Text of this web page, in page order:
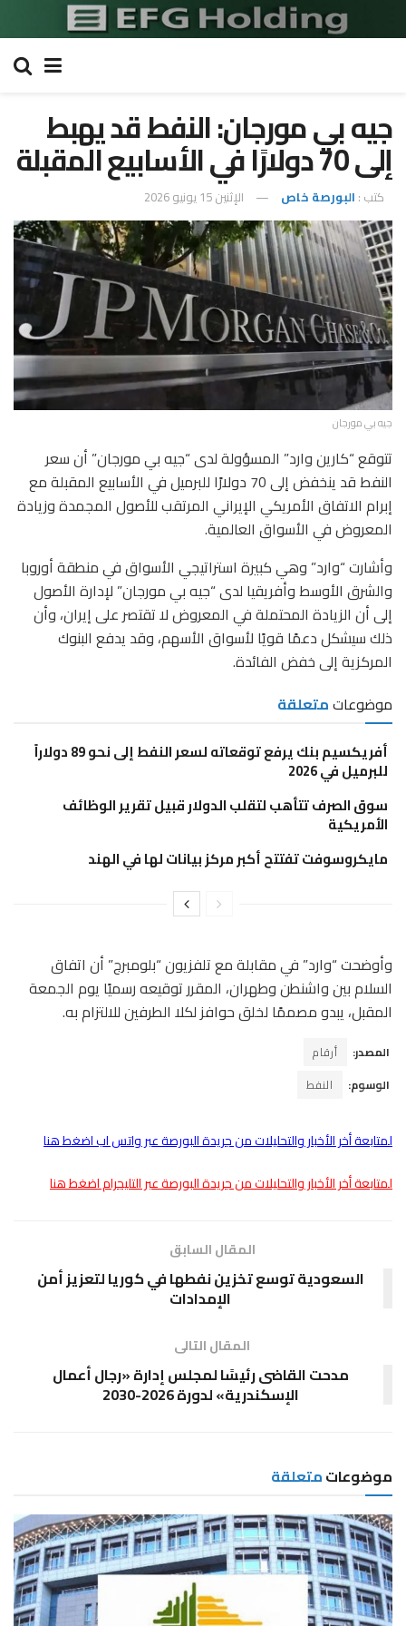
جيه بي مورجان: النفط قد يهبط
إلى 70 دولارًا في الأسابيع المقبلة
كتب : البورصة خاص الإثنين 15 يونيو 2026
جيه بي مورجان
تتوقع “كارين وارد” المسؤولة لدى “جيه بي مورجان” أن سعر
النفط قد ينخفض إلى 70 دولارًا للبرميل في الأسابيع المقبلة مع
إبرام الاتفاق الأمريكي الإيراني المرتقب للأصول المجمدة وزيادة
المعروض في الأسواق العالمية.
وأشارت “وارد” وهي كبيرة استراتيجي الأسواق في منطقة أوروبا
والشرق الأوسط وأفريقيا لدى “جيه بي مورجان” لإدارة الأصول
إلى أن الزيادة المحتملة في المعروض لا تقتصر على إيران، وأن
ذلك سيشكل دعمًا قويًا لأسواق الأسهم، وقد يدفع البنوك
المركزية إلى خفض الفائدة.
موضوعاتمتعلقة
أفريكسيم بنك يرفع توقعاته لسعر النفط إلى نحو 89 دولاراً
للبرميل في 2026
سوق الصرف تتأهب لتقلب الدولار قبيل تقرير الوظائف
الأمريكية
مايكروسوفت تفتتح أكبر مركز بيانات لها في الهند
وأوضحت “وارد” في مقابلة مع تلفزيون “بلومبرج” أن اتفاق
السلام بين واشنطن وطهران، المقرر توقيعه رسميًا يوم الجمعة
المقبل، يبدو مصممًا لخلق حوافز لكلا الطرفين للالتزام به.
المصدر:
أرقام
الوسوم:
النفط
لمتابعة أخر الأخبار والتحليلات من جريدة البورصة عبر واتس اب اضغط هنا
لمتابعة أخر الأخبار والتحليلات من جريدة البورصة عبر التليجرام اضغط هنا
المقال السابق
السعودية توسع تخزين نفطها في كوريا لتعزيز أمن
الإمدادات
المقال التالى
مدحت القاضى رئيسًا لمجلس إدارة «رجال أعمال
الإسكندرية» لدورة 2026-2030
موضوعاتمتعلقة